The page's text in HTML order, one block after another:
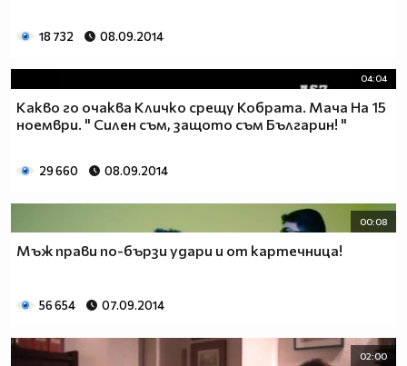
18 732 08.09.2014
04:04
Какво го очаква Кличко срещу Кобрата. Мача На 15
ноември. " Силен съм, защото съм Българин! "
29 660 08.09.2014
00:08
Мъж прави по-бързи удари и от картечница!
56 654 07.09.2014
02:00